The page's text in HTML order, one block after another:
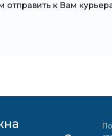
отправить к Вам